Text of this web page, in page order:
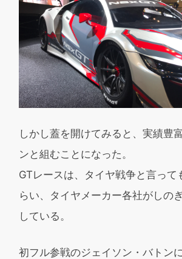
しかし蓋を開けてみると、実績豊
ンと組むことになった。
GTレースは、タイヤ戦争と言って
らい、タイヤメーカー各社がしの
している。
初フル参戦のジェイソン・バトン